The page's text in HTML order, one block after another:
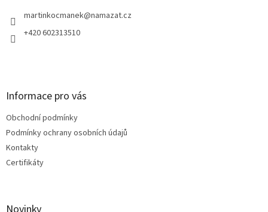
martinkocmanek@namazat.cz
+420 602313510
Informace pro vás
Obchodní podmínky
Podmínky ochrany osobních údajů
Kontakty
Certifikáty